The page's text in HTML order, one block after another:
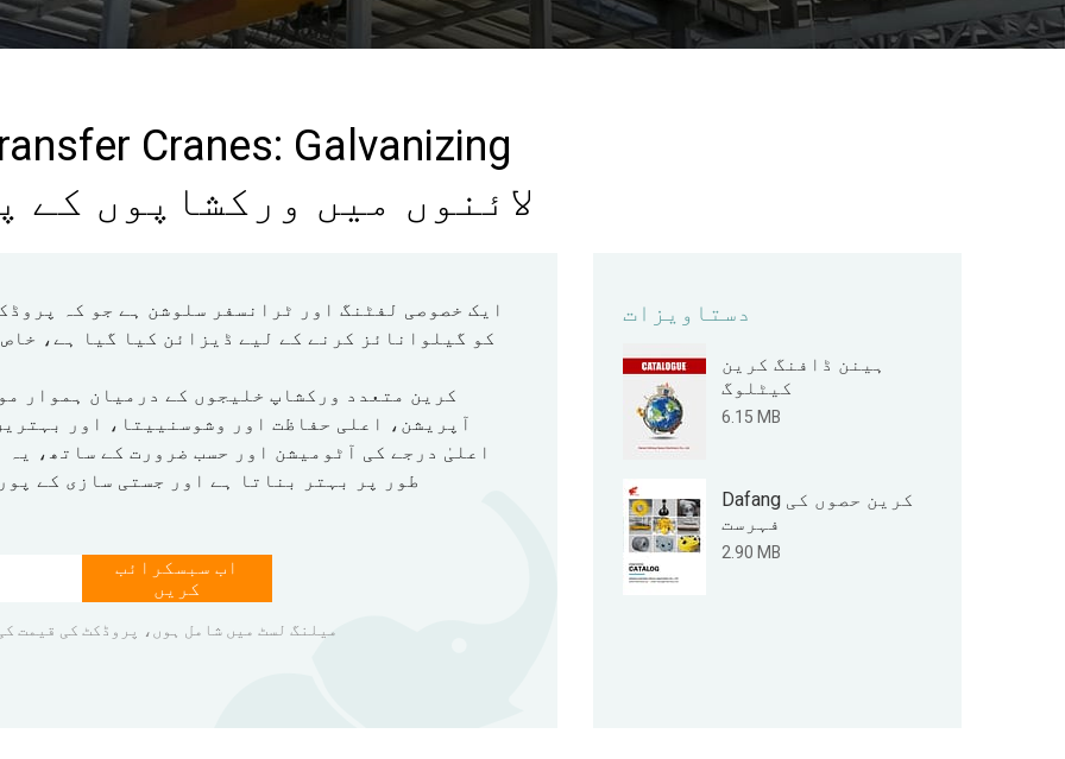
Cranes: Galvanizing
لائنوں میں ورکشاپوں
کو گیلوانائز کرنے کے لیے ڈیزائن کیا گیا ہے،
کرین متعدد ورکشاپ خلیجوں کے درمیان ہموار
آپریشن، اعلی حفاظت اور وشوسنییتا، اور
اعلیٰ درجے کی آٹومیشن اور حسب ضرورت کے ساتھ،
طور پر بہتر بناتا ہے اور جستی سازی کے
اب سبسکرائب
کریں
میلنگ لسٹ میں شامل ہوں، پروڈکٹ کی قیمت
دستاویزات
ہینن ڈافنگ کرین
کیٹلوگ
6.15 MB
Dafang کرین حصوں کی
فہرست
2.90 MB